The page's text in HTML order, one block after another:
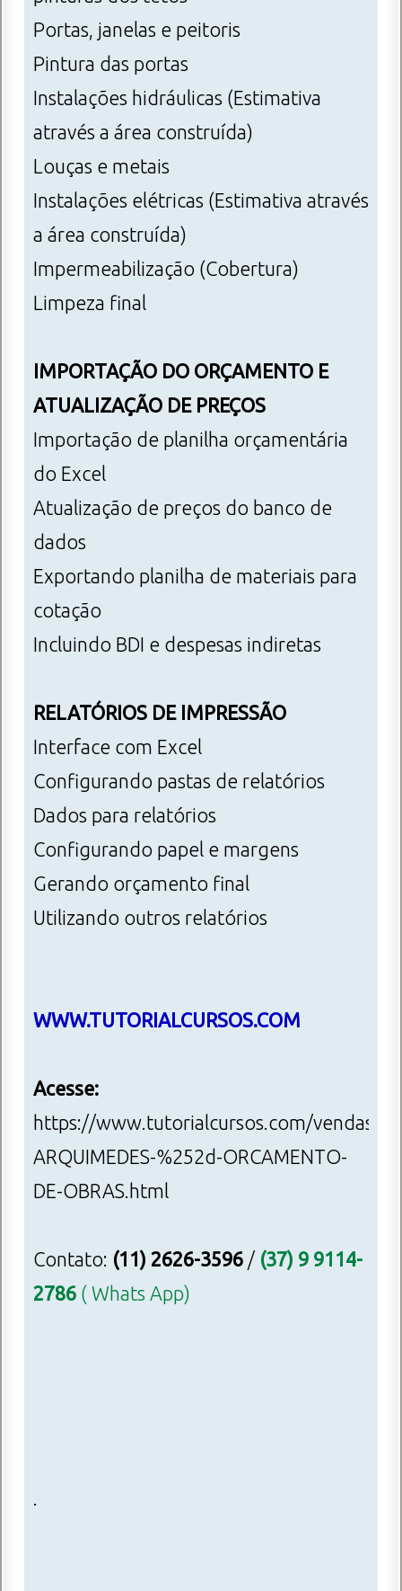
Portas, janelas e peitoris
Pintura das portas
Instalações hidráulicas (Estimativa
através a área construída)
Louças e metais
Instalações elétricas (Estimativa através
a área construída)
Impermeabilização (Cobertura)
Limpeza final
IMPORTAÇÃO DO ORÇAMENTO E
ATUALIZAÇÃO DE PREÇOS
Importação de planilha orçamentária
do Excel
Atualização de preços do banco de
dados
Exportando planilha de materiais para
cotação
Incluindo BDI e despesas indiretas
RELATÓRIOS DE IMPRESSÃO
Interface com Excel
Configurando pastas de relatórios
Dados para relatórios
Configurando papel e margens
Gerando orçamento final
Utilizando outros relatórios
WWW.TUTORIALCURSOS.COM
Acesse:
https://www.tutorialcursos.com/vendas/
ARQUIMEDES-%252d-ORCAMENTO-
DE-OBRAS.html
Contato: (11) 2626-3596 / (37) 9 9114-
2786 ( Whats App)
.